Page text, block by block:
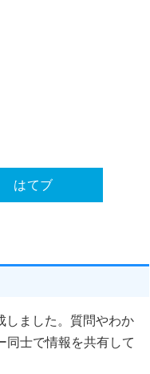
はてブ
しました。質問やわか
同士で情報を共有して